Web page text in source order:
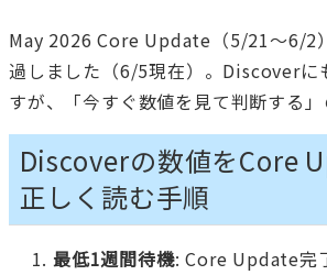
May 2026 Core Update（5/21〜6/2
過しました（6/5現在）。Discoverに
すが、「今すぐ数値を見て判断する」
Discoverの数値をCore
正しく読む手順
最低1週間待機: Core Update完